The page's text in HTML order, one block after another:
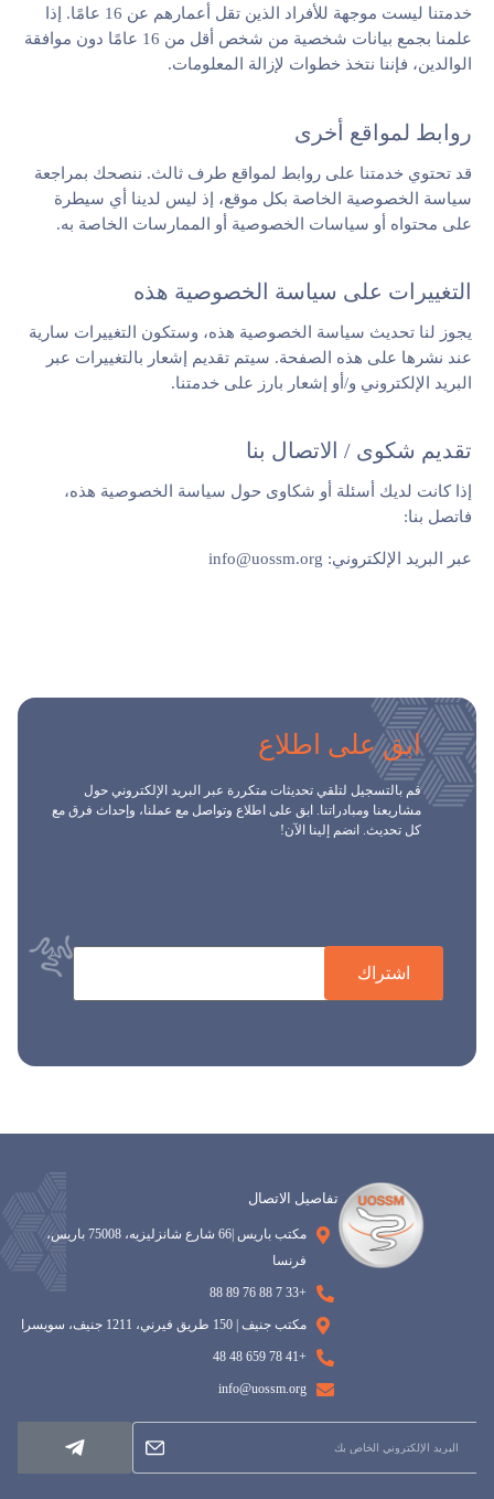
خدمتنا ليست موجهة للأفراد الذين تقل أعمارهم عن 16 عامًا. إذا
علمنا بجمع بيانات شخصية من شخص أقل من 16 عامًا دون موافقة
الوالدين، فإننا نتخذ خطوات لإزالة المعلومات.
روابط لمواقع أخرى
قد تحتوي خدمتنا على روابط لمواقع طرف ثالث. ننصحك بمراجعة
سياسة الخصوصية الخاصة بكل موقع، إذ ليس لدينا أي سيطرة
على محتواه أو سياسات الخصوصية أو الممارسات الخاصة به.
التغييرات على سياسة الخصوصية هذه
يجوز لنا تحديث سياسة الخصوصية هذه، وستكون التغييرات سارية
عند نشرها على هذه الصفحة. سيتم تقديم إشعار بالتغييرات عبر
البريد الإلكتروني و/أو إشعار بارز على خدمتنا.
تقديم شكوى / الاتصال بنا
إذا كانت لديك أسئلة أو شكاوى حول سياسة الخصوصية هذه،
فاتصل بنا:
عبر البريد الإلكتروني: info@uossm.org
ابق على اطلاع
قم بالتسجيل لتلقي تحديثات متكررة عبر البريد الإلكتروني حول
مشاريعنا ومبادراتنا. ابق على اطلاع وتواصل مع عملنا، وإحداث فرق مع
كل تحديث. انضم إلينا الآن!
اشتراك
تفاصيل الاتصال
مكتب باريس |66 شارع شانزليزيه، 75008 باريس،
فرنسا
+33 7 88 76 89 88
مكتب جنيف | 150 طريق فيرني، 1211 جنيف، سويسرا
+41 78 659 48 48
info@uossm.org